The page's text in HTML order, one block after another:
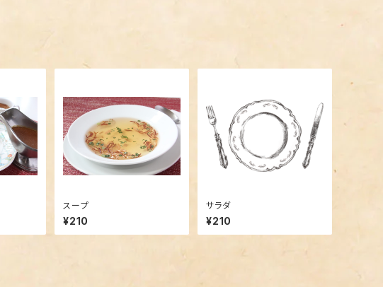
スープ
¥210
サラダ
¥210